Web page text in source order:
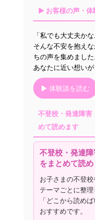
▶ お客様の声・体
「私でも大丈夫かな
そんな不安を抱え
ちの声を集めました
あなたに近い想い
▶ 体験談を読む
不登校・発達障害
めて読めます
不登校・発達
をまとめて読
お子さまの不登
テーマごとに整理
「どこから読め
おすすめです。